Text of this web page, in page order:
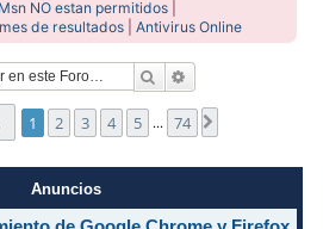
NO estan permitidos
de resultados |Antivirus Online
Buscar
Página1de74
1 2 3 4 5 … 74
Anuncios